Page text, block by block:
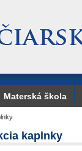
Materská škola
kaplnky